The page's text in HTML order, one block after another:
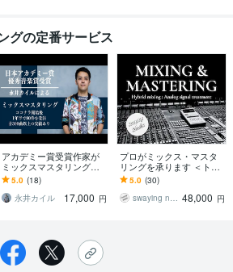
グの定番サービス
アカデミー賞受賞作家が
ミックスマスタリング承
ります キャリア10年以
上、約400曲以上のミック
ス提供有
5.0 (18)
永井カイル
17,000 円
プロがミックス・マスタ
リングを承ります ＜トラ
ック数、修正回数無制限
の特別プラン＞
5.0 (30)
swaying needles 48,000 円